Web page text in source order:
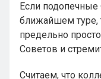
Если
ближайшем туре,
предельно
Советов и
Считаем, что